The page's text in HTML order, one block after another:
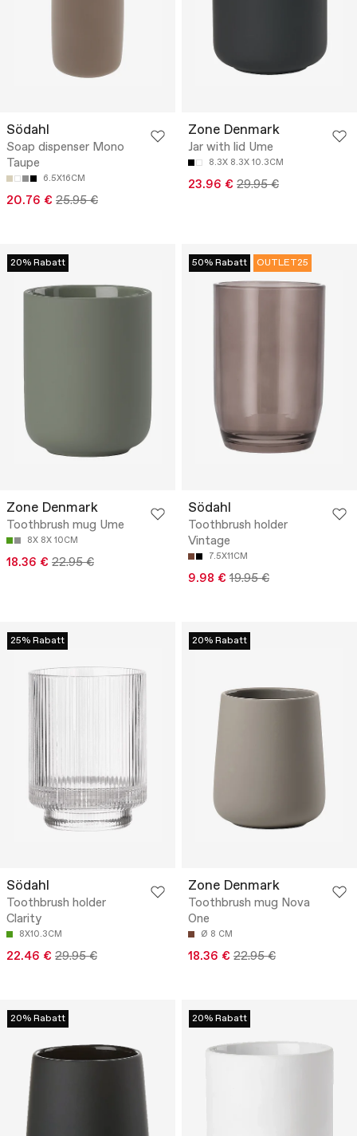
Södahl
Soap dispenser Mono
Taupe
6.5X16CM
20.76 € 25.95 €
Zone Denmark
Jar with lid Ume
8.3X 8.3X 10.3CM
23.96 € 29.95 €
20% Rabatt
Zone Denmark
Toothbrush mug Ume
8X 8X 10CM
18.36 € 22.95 €
50% Rabatt OUTLET25
Södahl
Toothbrush holder
Vintage
7.5X11CM
9.98 € 19.95 €
25% Rabatt
Södahl
Toothbrush holder
Clarity
8X10.3CM
22.46 € 29.95 €
20% Rabatt
Zone Denmark
Toothbrush mug Nova
One
Ø 8 CM
18.36 € 22.95 €
20% Rabatt 20% Rabatt